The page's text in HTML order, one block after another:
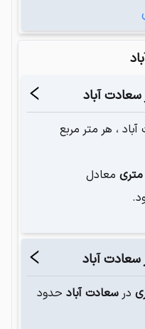
سعادت آباد
، هر متر مربع
متری معادل
سعادت آباد
در سعادت آباد حدود